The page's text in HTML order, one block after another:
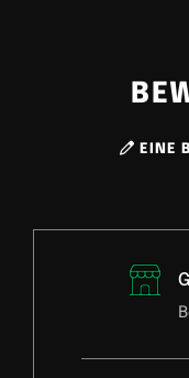
EINE